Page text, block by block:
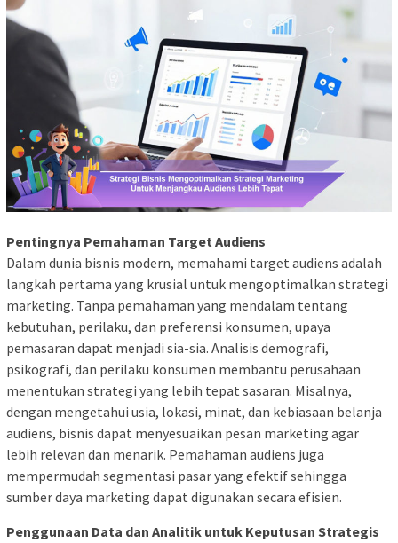
Pentingnya Pemahaman Target Audiens
Dalam dunia bisnis modern, memahami target audiens adalah
langkah pertama yang krusial untuk mengoptimalkan strategi
marketing. Tanpa pemahaman yang mendalam tentang
kebutuhan, perilaku, dan preferensi konsumen, upaya
pemasaran dapat menjadi sia-sia. Analisis demografi,
psikografi, dan perilaku konsumen membantu perusahaan
menentukan strategi yang lebih tepat sasaran. Misalnya,
dengan mengetahui usia, lokasi, minat, dan kebiasaan belanja
audiens, bisnis dapat menyesuaikan pesan marketing agar
lebih relevan dan menarik. Pemahaman audiens juga
mempermudah segmentasi pasar yang efektif sehingga
sumber daya marketing dapat digunakan secara efisien.
Penggunaan Data dan Analitik untuk Keputusan Strategis